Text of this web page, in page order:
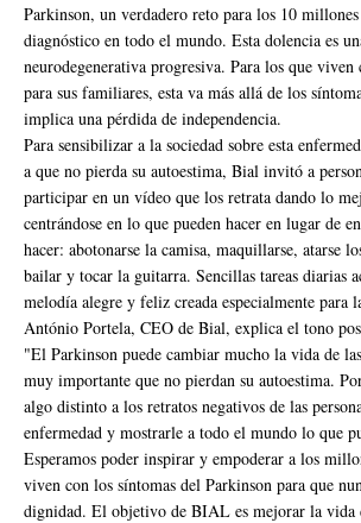
Parkinson, un verdadero reto para los 10 millones
diagnóstico en todo el mundo. Esta dolencia es
neurodegenerativa progresiva. Para los que viven
para sus familiares, esta va más allá de los
implica una pérdida de independencia.
Para sensibilizar a la sociedad sobre esta
a que no pierda su autoestima, Bial invitó a
participar en un vídeo que los retrata dando lo
centrándose en lo que pueden hacer en lugar de
hacer: abotonarse la camisa, maquillarse, atarse
bailar y tocar la guitarra. Sencillas tareas diarias
melodía alegre y feliz creada especialmente para
António Portela, CEO de Bial, explica el tono
"El Parkinson puede cambiar mucho la vida de
muy importante que no pierdan su autoestima.
algo distinto a los retratos negativos de las
enfermedad y mostrarle a todo el mundo lo que
Esperamos poder inspirar y empoderar a los
viven con los síntomas del Parkinson para que
dignidad. El objetivo de BIAL es mejorar la vida